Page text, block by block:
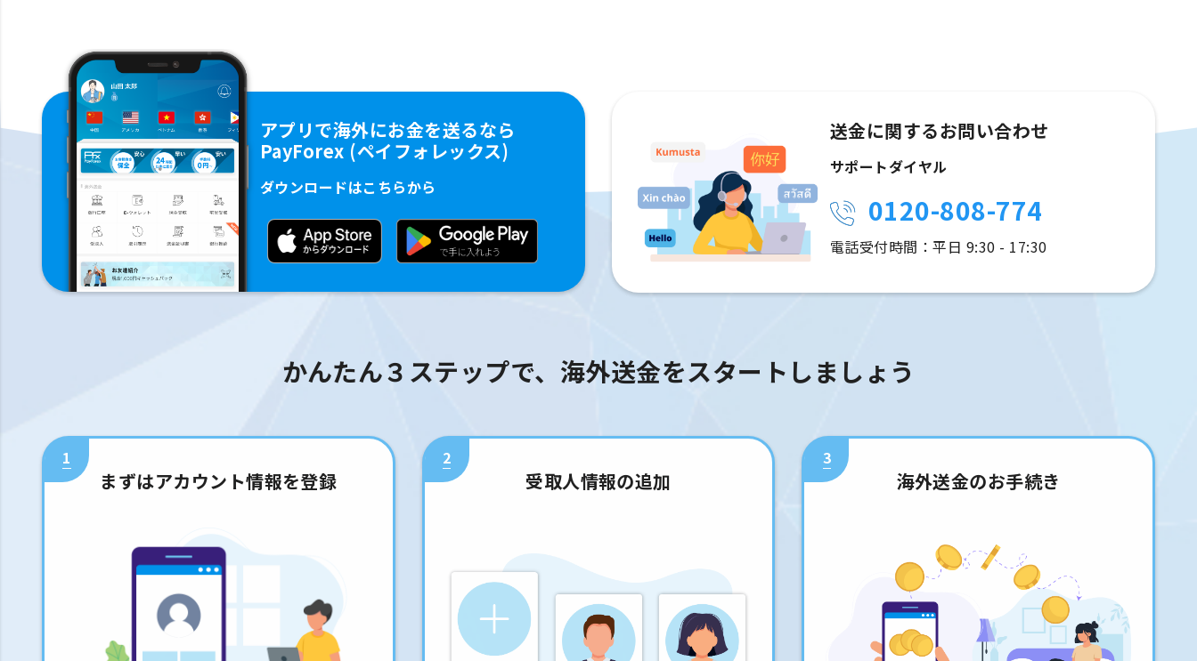
アプリで海外にお金を送るなら
PayForex (ペイフォレックス)
ダウンロードはこちらから
送金に関するお問い合わせ
サポートダイヤル
0120-808-774
電話受付時間：平日 9:30 - 17:30
かんたん３ステップで、海外送金をスタートしましょう
1
まずはアカウント情報を登録
2
受取人情報の追加
3
海外送金のお手続き